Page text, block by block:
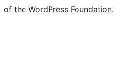
of the WordPress Foundation.